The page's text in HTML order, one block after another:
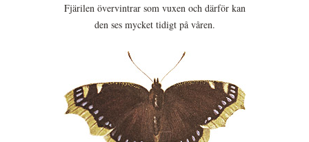
Fjärilen övervintrar som vuxen och därför kan
den ses mycket tidigt på våren.